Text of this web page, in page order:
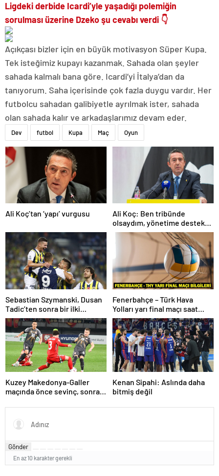
Ligdeki derbide Icardi’yle yaşadığı polemiğin
sorulması üzerine Dzeko şu cevabı verdi 👇
Açıkçası bizler için en büyük motivasyon Süper Kupa.
Tek isteğimiz kupayı kazanmak. Sahada olan şeyler
sahada kalmalı bana göre. Icardi’yi İtalya’dan da
tanıyorum. Saha içerisinde çok fazla duygu vardır. Her
futbolcu sahadan galibiyetle ayrılmak ister, sahada
olan sahada kalır ve arkadaşlarımız devam eder.
Dev futbol Kupa Maç Oyun
Ali Koç’tan ‘yapı’ vurgusu
Ali Koç: Ben tribünde
olsaydım, yönetime destek
olurdum
Sebastian Szymanski, Dusan
Tadic’ten sonra bir ilki
gerçekleştirecek
Fenerbahçe – Türk Hava
Yolları yarı final maçı saat
kaçta, hangi kanalda? Kupa
Voley dörtlü final heyecanı!
Kuzey Makedonya-Galler
maçında önce sevinç, sonra
Kenan Sipahi: Aslında daha
bitmiş değil
Gönder
En az 10 karakter gerekli